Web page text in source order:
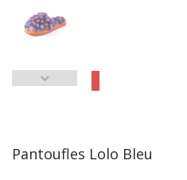
Pantoufles Lolo Bleu